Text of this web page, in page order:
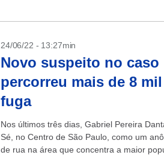
24/06/22 - 13:27min
Novo suspeito no caso
percorreu mais de 8
fuga
Nos últimos três dias, Gabriel Pereira
Sé, no Centro de São Paulo, como um
de rua na área que concentra a maior